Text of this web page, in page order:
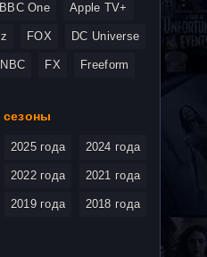
BBC One Apple TV+
FOX DC Universe
NBC FX Freeform
2025 года 2024 года
2022 года 2021 года
2019 года 2018 года